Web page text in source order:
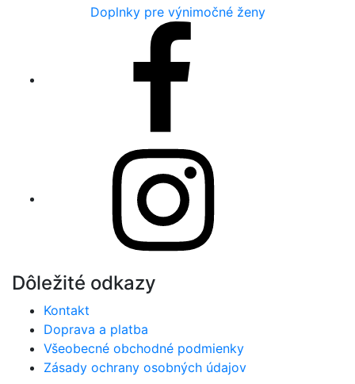
Doplnky pre výnimočné ženy
Dôležité odkazy
Kontakt
Doprava a platba
Všeobecné obchodné podmienky
Zásady ochrany osobných údajov